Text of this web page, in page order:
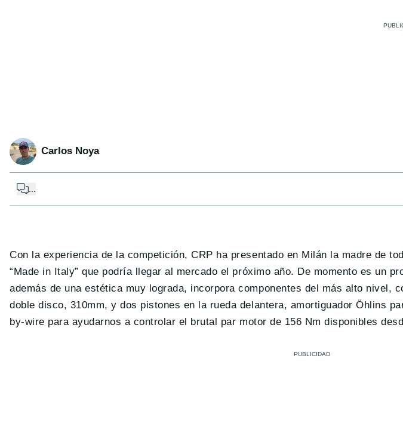
Carlos Noya
Con la experiencia de la competición, CRP ha presentado en Milán la madre de
“Made in Italy” que podría llegar al mercado el próximo año. De momento es un
además de una estética muy lograda, incorpora componentes del más alto nivel,
doble disco, 310mm, y dos pistones en la rueda delantera, amortiguador Öhlins
by-wire para ayudarnos a controlar el brutal par motor de 156 Nm disponibles